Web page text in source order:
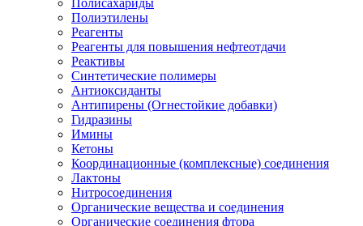
Полисахариды
Полиэтилены
Реагенты
Реагенты для повышения нефтеотдачи
Реактивы
Синтетические полимеры
Антиоксиданты
Антипирены (Огнестойкие добавки)
Гидразины
Имины
Кетоны
Координационные (комплексные) соединения
Лактоны
Нитросоединения
Органические вещества и соединения
Органические соединения фтора